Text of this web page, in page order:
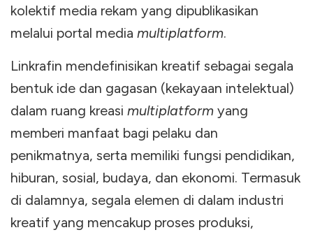
kolektif media rekam yang dipublikasikan
melalui portal media multiplatform.
Linkrafin mendefinisikan kreatif sebagai segala
bentuk ide dan gagasan (kekayaan intelektual)
dalam ruang kreasi multiplatform yang
memberi manfaat bagi pelaku dan
penikmatnya, serta memiliki fungsi pendidikan,
hiburan, sosial, budaya, dan ekonomi. Termasuk
di dalamnya, segala elemen di dalam industri
kreatif yang mencakup proses produksi,